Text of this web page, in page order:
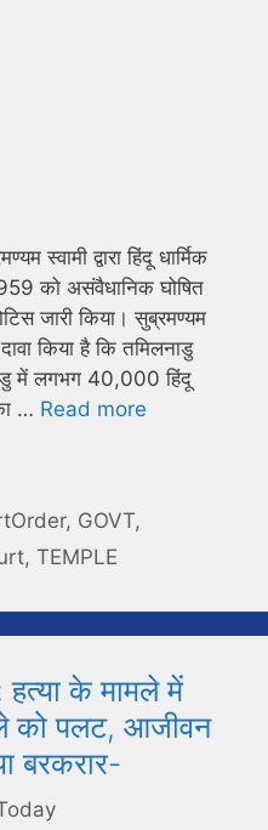
स्वामी द्वारा हिंदू धार्मिक
को असंवैधानिक घोषित
जारी किया। सुब्रमण्यम
किया है कि तमिलनाडु
में लगभग 40,000 हिंदू
… Read more
, GOVT,
, TEMPLE
हत्या के मामले में
को पलट, आजीवन
बरकरार-